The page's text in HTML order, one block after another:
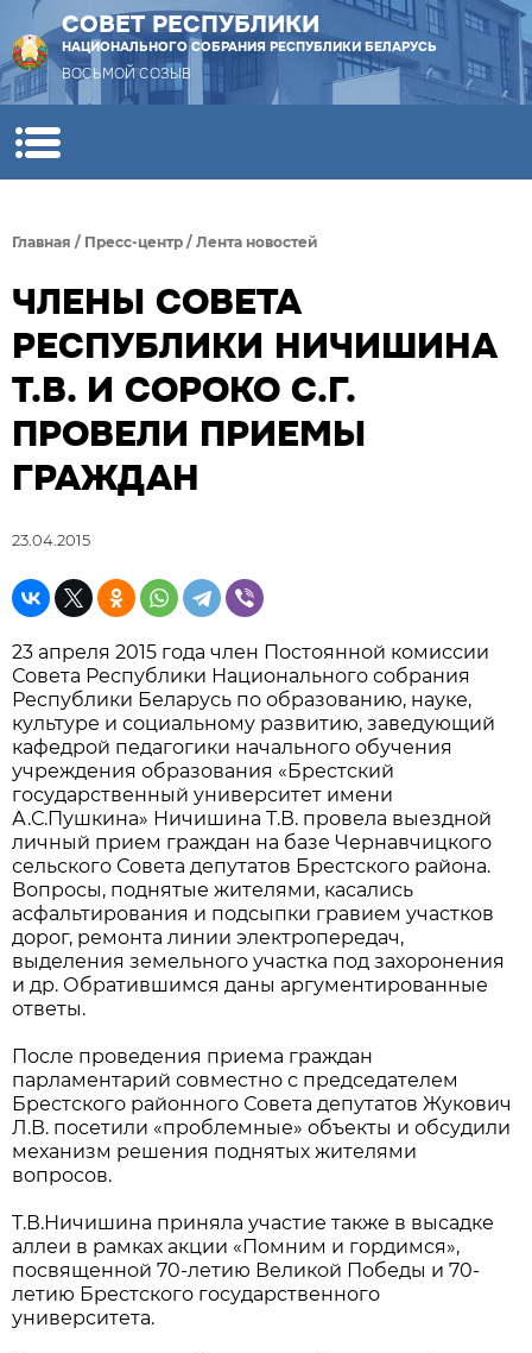
СОВЕТ РЕСПУБЛИКИ
НАЦИОНАЛЬНОГО СОБРАНИЯ РЕСПУБЛИКИ БЕЛАРУСЬ
ВОСЬМОЙ СОЗЫВ
Главная / Пресс-центр / Лента новостей
ЧЛЕНЫ СОВЕТА
РЕСПУБЛИКИ НИЧИШИНА
Т.В. И СОРОКО С.Г.
ПРОВЕЛИ ПРИЕМЫ
ГРАЖДАН
23.04.2015
23 апреля 2015 года член Постоянной комиссии
Совета Республики Национального собрания
Республики Беларусь по образованию, науке,
культуре и социальному развитию, заведующий
кафедрой педагогики начального обучения
учреждения образования «Брестский
государственный университет имени
А.С.Пушкина» Ничишина Т.В. провела выездной
личный прием граждан на базе Чернавчицкого
сельского Совета депутатов Брестского района.
Вопросы, поднятые жителями, касались
асфальтирования и подсыпки гравием участков
дорог, ремонта линии электропередач,
выделения земельного участка под захоронения
и др. Обратившимся даны аргументированные
ответы.
После проведения приема граждан
парламентарий совместно с председателем
Брестского районного Совета депутатов Жукович
Л.В. посетили «проблемные» объекты и обсудили
механизм решения поднятых жителями
вопросов.
Т.В.Ничишина приняла участие также в высадке
аллеи в рамках акции «Помним и гордимся»,
посвященной 70-летию Великой Победы и 70-
летию Брестского государственного
университета.